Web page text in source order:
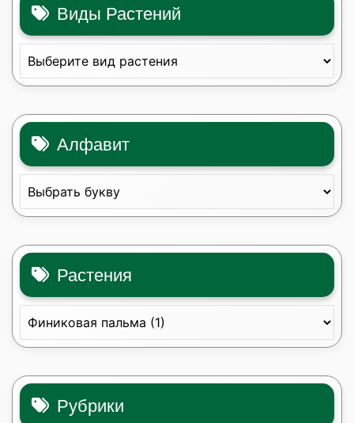
Виды Растений
Алфавит
Растения
Рубрики